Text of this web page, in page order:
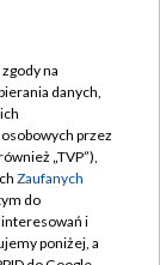
na
danych,
przez
„TVP”),
Zaufanych
do
i
poniżej, a